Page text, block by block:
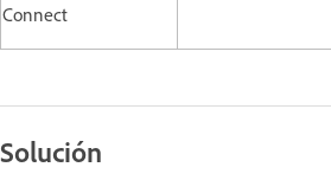
Connect
Solución